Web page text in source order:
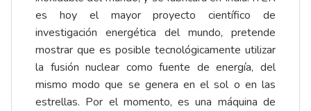
es hoy el mayor proyecto científico de
investigación energética del mundo, pretende
mostrar que es posible tecnológicamente utilizar
la fusión nuclear como fuente de energía, del
mismo modo que se genera en el sol o en las
estrellas. Por el momento, es una máquina de